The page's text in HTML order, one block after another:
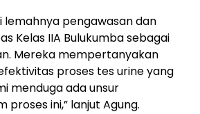
lemahnya pengawasan dan
Kelas IIA Bulukumba sebagai
Mereka mempertanyakan
proses tes urine yang
menduga ada unsur
proses ini,” lanjut Agung.